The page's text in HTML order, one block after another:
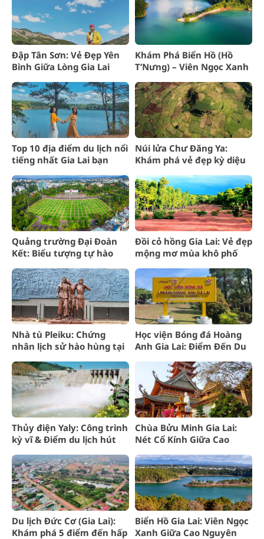
Đập Tân Sơn: Vẻ Đẹp Yên
Bình Giữa Lòng Gia Lai
Khám Phá Biển Hồ (Hồ
T’Nưng) – Viên Ngọc Xanh
Top 10 địa điểm du lịch nổi
tiếng nhất Gia Lai bạn
Núi lửa Chư Đăng Ya:
Khám phá vẻ đẹp kỳ diệu
Quảng trường Đại Đoàn
Kết: Biểu tượng tự hào
Đồi cỏ hồng Gia Lai: Vẻ đẹp
mộng mơ mùa khô phố
Nhà tù Pleiku: Chứng
nhân lịch sử hào hùng tại
Học viện Bóng đá Hoàng
Anh Gia Lai: Điểm Đến Du
Thủy điện Yaly: Công trình
kỳ vĩ & Điểm du lịch hút
Chùa Bửu Minh Gia Lai:
Nét Cổ Kính Giữa Cao
Du lịch Đức Cơ (Gia Lai):
Khám phá 5 điểm đến hấp
Biển Hồ Gia Lai: Viên Ngọc
Xanh Giữa Cao Nguyên